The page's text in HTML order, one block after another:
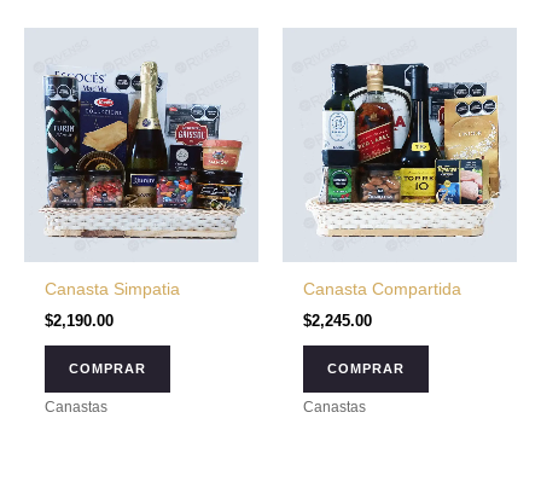
Canasta Simpatia
$2,190.00
COMPRAR
Canastas
Canasta Compartida
$2,245.00
COMPRAR
Canastas